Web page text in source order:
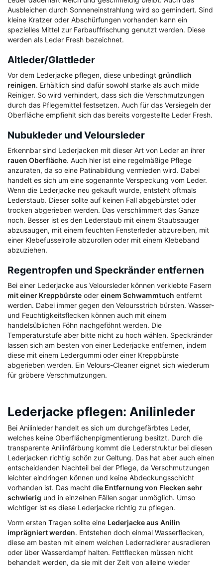
Ausbleichen durch Sonneneinstrahlung wird so gemindert. Sind
kleine Kratzer oder Abschürfungen vorhanden kann ein
spezielles Mittel zur Farbauffrischung genutzt werden. Diese
werden als Leder Fresh bezeichnet.
Altleder/Glattleder
Vor dem Lederjacke pflegen, diese unbedingt gründlich
reinigen. Erhältlich sind dafür sowohl starke als auch milde
Reiniger. So wird verhindert, dass sich die Verschmutzungen
durch das Pflegemittel festsetzen. Auch für das Versiegeln der
Oberfläche empfiehlt sich das bereits vorgestellte Leder Fresh.
Nubukleder und Veloursleder
Erkennbar sind Lederjacken mit dieser Art von Leder an ihrer
rauen Oberfläche. Auch hier ist eine regelmäßige Pflege
anzuraten, da so eine Patinabildung vermieden wird. Dabei
handelt es sich um eine sogenannte Verspeckung vom Leder.
Wenn die Lederjacke neu gekauft wurde, entsteht oftmals
Lederstaub. Dieser sollte auf keinen Fall abgebürstet oder
trocken abgerieben werden. Das verschlimmert das Ganze
noch. Besser ist es den Lederstaub mit einem Staubsauger
abzusaugen, mit einem feuchten Fensterleder abzureiben, mit
einer Klebefusselrolle abzurollen oder mit einem Klebeband
abzuziehen.
Regentropfen und Speckränder entfernen
Bei einer Lederjacke aus Veloursleder können verklebte Fasern
mit einer Kreppbürste oder einem Schwammtuch entfernt
werden. Dabei immer gegen den Veloursstrich bürsten. Wasser-
und Feuchtigkeitsflecken können auch mit einem
handelsüblichen Föhn nachgeföhnt werden. Die
Temperaturstufe aber bitte nicht zu hoch wählen. Speckränder
lassen sich am besten von einer Lederjacke entfernen, indem
diese mit einem Ledergummi oder einer Kreppbürste
abgerieben werden. Ein Velours-Cleaner eignet sich wiederum
für gröbere Verschmutzungen.
Lederjacke pflegen: Anilinleder
Bei Anilinleder handelt es sich um durchgefärbtes Leder,
welches keine Oberflächenpigmentierung besitzt. Durch die
transparente Anilinfärbung kommt die Lederstruktur bei diesen
Lederjacken richtig schön zur Geltung. Das hat aber auch einen
entscheidenden Nachteil bei der Pflege, da Verschmutzungen
leichter eindringen können und keine Abdeckungsschicht
vorhanden ist. Das macht die Entfernung von Flecken sehr
schwierig und in einzelnen Fällen sogar unmöglich. Umso
wichtiger ist es diese Lederjacke richtig zu pflegen.
Vorm ersten Tragen sollte eine Lederjacke aus Anilin
imprägniert werden. Entstehen doch einmal Wasserflecken,
diese am besten mit einem weichen Lederradierer ausradieren
oder über Wasserdampf halten. Fettflecken müssen nicht
behandelt werden, da sie mit der Zeit von alleine wieder